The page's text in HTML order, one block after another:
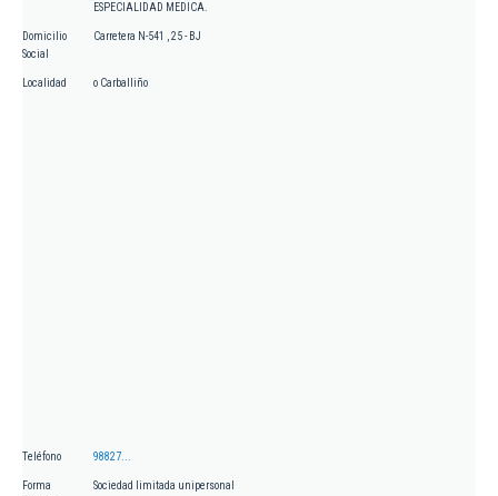
ESPECIALIDAD MEDICA.
Domicilio
Social
Carretera N-541 , 25 - BJ
Localidad o Carballiño
Teléfono 98827...
Forma
Sociedad limitada unipersonal